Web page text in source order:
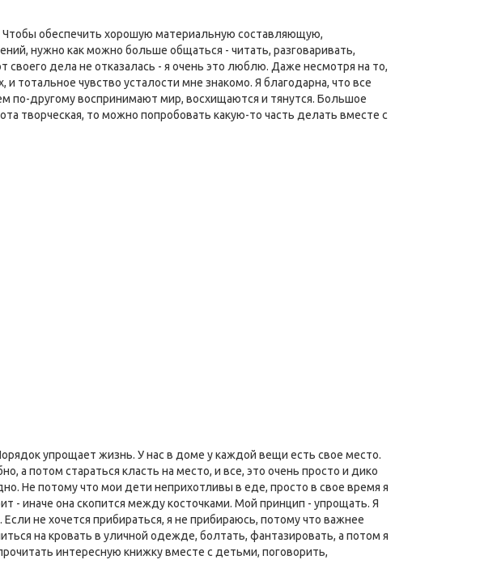
обеспечить хорошую материальную составляющую,
нужно как можно больше общаться - читать, разговаривать,
дела не отказалась - я очень это люблю. Даже несмотря на то,
тотальное чувство усталости мне знакомо. Я благодарна, что все
по-другому воспринимают мир, восхищаются и тянутся. Большое
творческая, то можно попробовать какую-то часть делать вместе с
упрощает жизнь. У нас в доме у каждой вещи есть свое место.
а потом стараться класть на место, и все, это очень просто и дико
Не потому что мои дети неприхотливы в еде, просто в свое время я
- иначе она скопится между косточками. Мой принцип - упрощать. Я
не хочется прибираться, я не прибираюсь, потому что важнее
на кровать в уличной одежде, болтать, фантазировать, а потом я
интересную книжку вместе с детьми, поговорить,